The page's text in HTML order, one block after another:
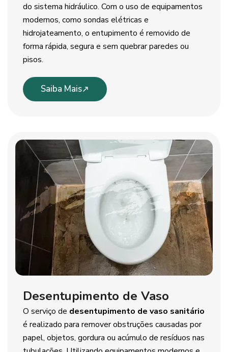
do sistema hidráulico. Com o uso de equipamentos
modernos, como sondas elétricas e
hidrojateamento, o entupimento é removido de
forma rápida, segura e sem quebrar paredes ou
pisos.
Saiba Mais
Desentupimento de Vaso
O serviço de desentupimento de vaso sanitário
é realizado para remover obstruções causadas por
papel, objetos, gordura ou acúmulo de resíduos nas